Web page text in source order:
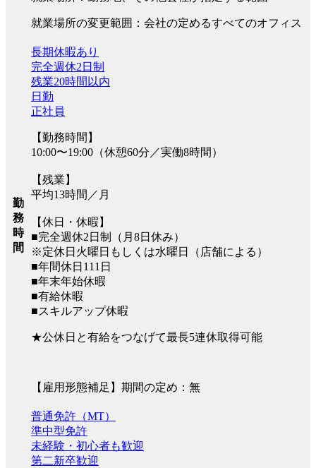
就業場所の変更範囲：会社の定めるすべてのオフィス
勤
務
時
間
長期休暇あり
完全週休2日制
残業20時間以内
日勤
正社員
【勤務時間】
10:00〜19:00（休憩60分／実働8時間）
【残業】
平均13時間／月
【休日・休暇】
■完全週休2日制（月8日休み）
※定休日火曜日もしくは水曜日（店舗による）
■年間休日111日
■年末年始休暇
■有給休暇
■スキルアップ休暇
★公休日と有給をつなげて最長5連休取得可能
【雇用形態補足】期間の定め：無
普通免許（MT）
準中型免許
未経験・初心者も歓迎
第二新卒歓迎